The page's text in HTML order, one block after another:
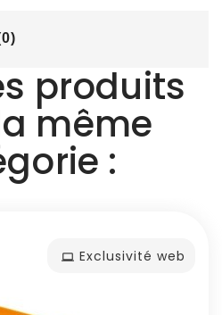
produits
même
:
Exclusivité web